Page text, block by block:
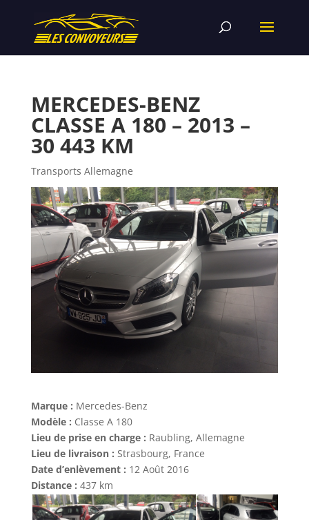
MERCEDES-BENZ
CLASSE A 180 – 2013 –
30 443 KM
Transports Allemagne
Marque : Mercedes-Benz
Modèle : Classe A 180
Lieu de prise en charge : Raubling, Allemagne
Lieu de livraison : Strasbourg, France
Date d’enlèvement : 12 Août 2016
Distance : 437 km